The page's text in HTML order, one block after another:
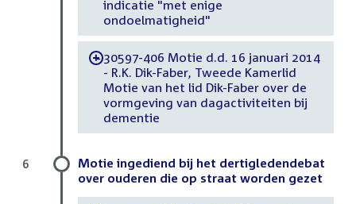
indicatie "met enige
ondoelmatigheid"
-30597-406 Motie d.d. 16 januari 2014
- R.K. Dik-Faber, Tweede Kamerlid
Motie van het lid Dik-Faber over de
vormgeving van dagactiviteiten bij
dementie
Motie ingediend bij het dertigledendebat
over ouderen die op straat worden gezet
6